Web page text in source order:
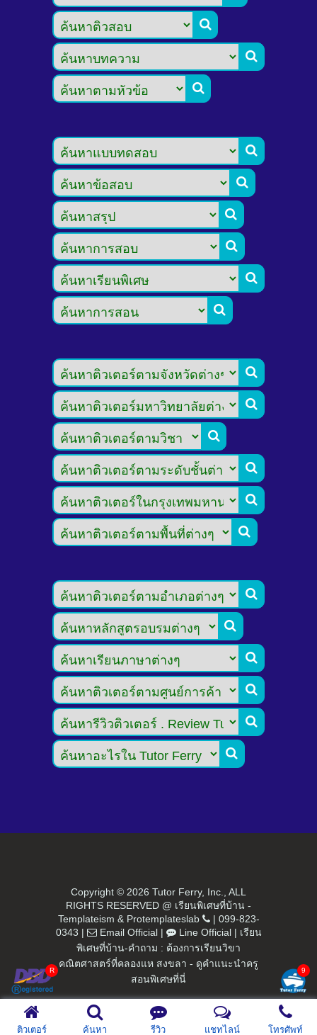





















Copyright © 2026 Tutor Ferry, Inc., ALL
RIGHTS RESERVED @ เรียนพิเศษที่บ้าน -
Templateism & Protemplateslab | 099-823-
0343 | Email Official| Line Official| เรียน
พิเศษที่บ้าน-คำถาม : ต้องการเรียนวิขา
คณิตศาสตร์ที่คลองแห สงขลา - ดูคำแนะนำครู
สอนพิเศษที่นี่
ติวเตอร์ ค้นหา รีวิว แชทไลน์ โทรศัพท์